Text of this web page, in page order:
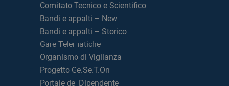
Comitato Tecnico e Scientifico
Bandi e appalti – New
Bandi e appalti – Storico
Gare Telematiche
Organismo di Vigilanza
Progetto Ge.Se.T.On
Portale del Dipendente